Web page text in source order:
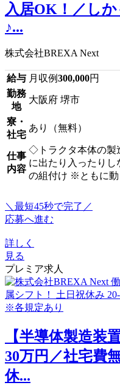
入居OK！／し
♪...
株式会社BREXA Next
給与 月収例300,000円
勤務
地
大阪府 堺市
寮・
社宅
あり（無料）
仕事
内容
◇トラクタ本体の製
に出たり入ったり
の組付け ※ともに動
＼最短45秒で完了／
応募へ進む
詳しく
見る
プレミア求人
【半導体製造装
30万円／社宅費
休...